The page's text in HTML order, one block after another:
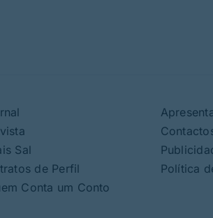
Sal
de Perfil
Conta um Conto
Política